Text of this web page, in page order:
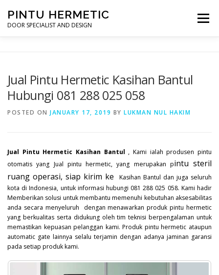
content
PINTU HERMETIC
DOOR SPECIALIST AND DESIGN
Menu
PROFILE KONTAK
Jual Pintu Hermetic Kasihan Bantul
Hubungi 081 288 025 058
POSTED ON JANUARY 17, 2019 BY LUKMAN NUL HAKIM
Jual Pintu Hermetic Kasihan Bantul , Kami ialah produsen pintu
otomatis yang Jual pintu hermetic, yang merupakan pintu steril
ruang operasi, siap kirim ke
Kasihan Bantul dan juga seluruh
kota di Indonesia, untuk informasi hubungi 081 288 025 058. Kami hadir
Memberikan solusi untuk membantu memenuhi kebutuhan aksesabilitas
anda secara menyeluruh dengan menawarkan produk pintu hermetic
yang berkualitas serta didukung oleh tim teknisi berpengalaman untuk
memastikan kepuasan pelanggan kami. Produk pintu hermetic ataupun
automatic gate lainnya selalu terjamin dengan adanya jaminan garansi
pada setiap produk kami.